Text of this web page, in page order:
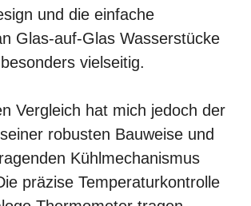
und die einfache
Glas-auf-Glas Wasserstücke
vielseitig.
Vergleich hat mich jedoch der
robusten Bauweise und
Kühlmechanismus
präzise Temperaturkontrolle